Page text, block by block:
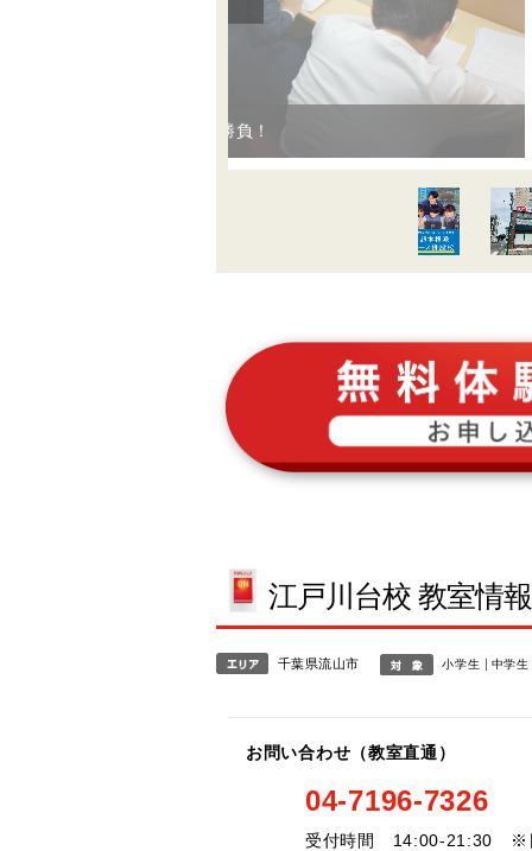
授業は１分１秒が真剣勝負！
江戸川台校 教室情報
千葉県流山市 小学生 中学生
お問い合わせ（教室直通）
04-7196-7326
受付時間 14:00-21:30 ※